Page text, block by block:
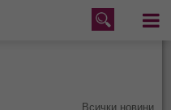
Меню
Всички новини